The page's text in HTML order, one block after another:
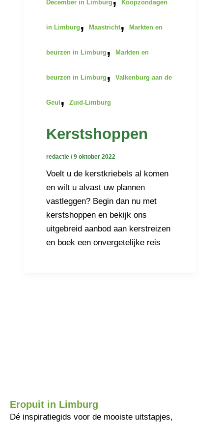
December in Limburg Koopzondagen
in Limburg ,Maastricht,Markten en
beurzen in Limburg ,Markten en
beurzen in Limburg ,Valkenburg aan de
Geul ,Zuid-Limburg
Kerstshoppen
redactie/9 oktober 2022
Voelt u de kerstkriebels al komen
en wilt u alvast uw plannen
vastleggen? Begin dan nu met
kerstshoppen en bekijk ons
uitgebreid aanbod aan kerstreizen
en boek een onvergetelijke reis
Eropuit in Limburg
Dé inspiratiegids voor de mooiste uitstapjes,